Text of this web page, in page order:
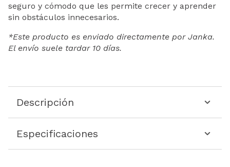
seguro y cómodo que les permite crecer y aprender
sin obstáculos innecesarios.
*Este producto es enviado directamente por Janka.
El envío suele tardar 10 días.
Descripción
Especificaciones